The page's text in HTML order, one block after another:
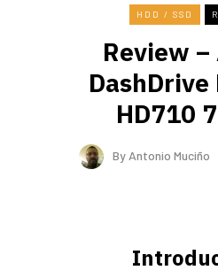
HDD / SSD
Review –
HD710
By Antonio Muciño